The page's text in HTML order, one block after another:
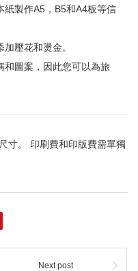
紙製作A5，B5和A4板等信
壓花和燙金。
和圖案，因此您可以為旅
寸。 印刷費和印版費需單獨
Next post